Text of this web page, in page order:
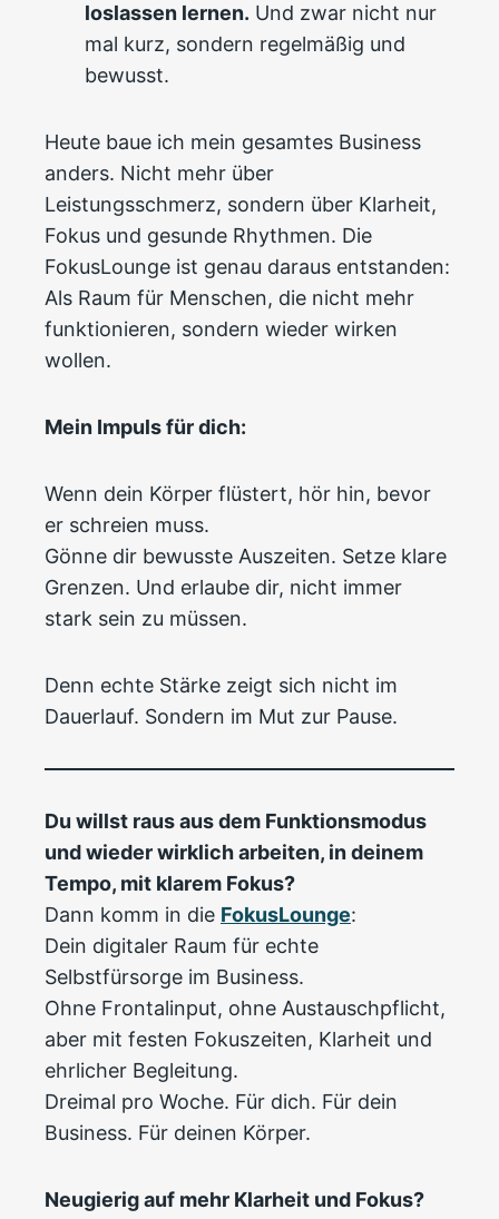
loslassen lernen. Und zwar nicht nur
mal kurz, sondern regelmäßig und
bewusst.
Heute baue ich mein gesamtes Business
anders. Nicht mehr über
Leistungsschmerz, sondern über Klarheit,
Fokus und gesunde Rhythmen. Die
FokusLounge ist genau daraus entstanden:
Als Raum für Menschen, die nicht mehr
funktionieren, sondern wieder wirken
wollen.
Mein Impuls für dich:
Wenn dein Körper flüstert, hör hin, bevor
er schreien muss.
Gönne dir bewusste Auszeiten. Setze klare
Grenzen. Und erlaube dir, nicht immer
stark sein zu müssen.
Denn echte Stärke zeigt sich nicht im
Dauerlauf. Sondern im Mut zur Pause.
Du willst raus aus dem Funktionsmodus
und wieder wirklich arbeiten, in deinem
Tempo, mit klarem Fokus?
Dann komm in die FokusLounge:
Dein digitaler Raum für echte
Selbstfürsorge im Business.
Ohne Frontalinput, ohne Austauschpflicht,
aber mit festen Fokuszeiten, Klarheit und
ehrlicher Begleitung.
Dreimal pro Woche. Für dich. Für dein
Business. Für deinen Körper.
Neugierig auf mehr Klarheit und Fokus?